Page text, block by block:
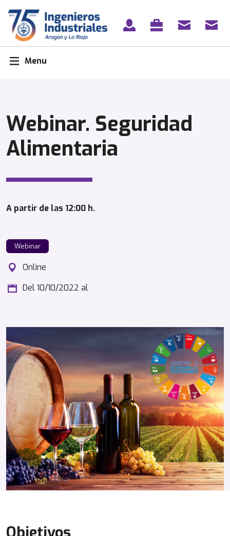
content
Menu
Webinar. Seguridad
Alimentaria
A partir de las 12:00 h.
Webinar
Online
Del 10/10/2022 al